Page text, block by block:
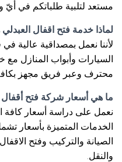
مستعد لتلبية طلباتكم في
لماذا خدمة فتح اقفال
لأننا نعمل بمصداقية عالية
السيارات وأبواب المنازل مع
محترف وعبر فريق مجهز
ما هي أسعار شركة فتح أقفال
نعمل على دراسة أسعار كافة
الخدمات المتميزة بأسعار
الصيانة والتركيب وفتح
والنقل.